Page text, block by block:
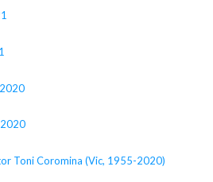
Toni Coromina (Vic, 1955-2020)